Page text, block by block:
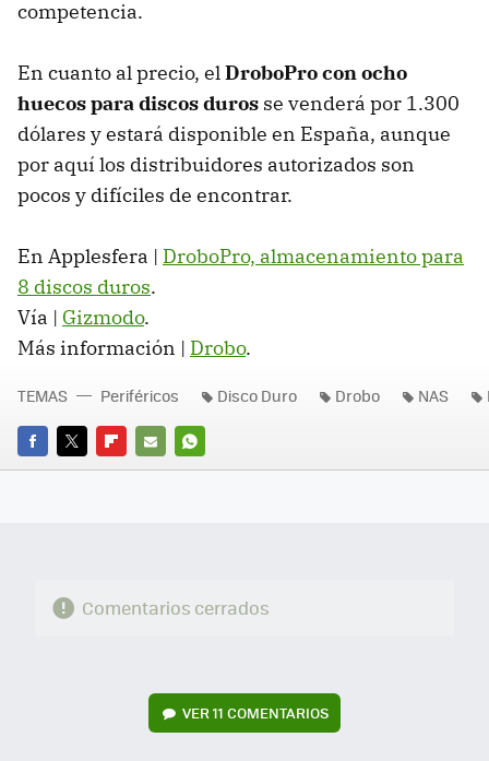
competencia.
En cuanto al precio, elDroboPro con ocho
huecos para discos duros se venderá por 1.300
dólares y estará disponible en España, aunque
por aquí los distribuidores autorizados son
pocos y difíciles de encontrar.
En Applesfera | DroboPro, almacenamiento para
8 discos duros.
Vía | Gizmodo.
Más información | Drobo.
FACEBOOK
TWITTERFLIPBOARD
E-
WHATSAPP
TEMAS Periféricos Disco Duro Drobo NAS
Comentarios cerrados
VER11 COMENTARIOS